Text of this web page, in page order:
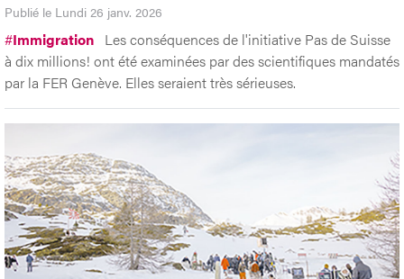
Publié le Lundi 26 janv. 2026
#Immigration Les conséquences de l'initiative Pas de Suisse
à dix millions! ont été examinées par des scientifiques mandatés
par la FER Genève. Elles seraient très sérieuses.